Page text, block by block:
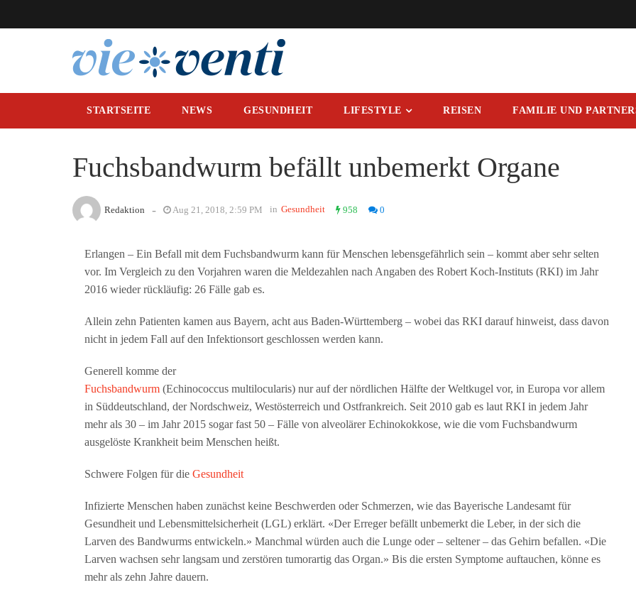
STARTSEITE NEWS GESUNDHEIT LIFESTYLE REISEN FAMILIE UND
Fuchsbandwurm befällt unbemerkt Organe
Redaktion - Aug 21, 2018, 2:59 PM in Gesundheit 958 0
Erlangen – Ein Befall mit dem Fuchsbandwurm kann für Menschen lebensgefährlich sein – kommt aber sehr selten
vor. Im Vergleich zu den Vorjahren waren die Meldezahlen nach Angaben des Robert Koch-Instituts (RKI) im Jahr
2016 wieder rückläufig: 26 Fälle gab es.
Allein zehn Patienten kamen aus Bayern, acht aus Baden-Württemberg – wobei das RKI darauf hinweist, dass davon
nicht in jedem Fall auf den Infektionsort geschlossen werden kann.
Generell komme der
Fuchsbandwurm(Echinococcus multilocularis) nur auf der nördlichen Hälfte der Weltkugel vor, in Europa vor allem
in Süddeutschland, der Nordschweiz, Westösterreich und Ostfrankreich. Seit 2010 gab es laut RKI in jedem Jahr
mehr als 30 – im Jahr 2015 sogar fast 50 – Fälle von alveolärer Echinokokkose, wie die vom Fuchsbandwurm
ausgelöste Krankheit beim Menschen heißt.
Schwere Folgen für die Gesundheit
Infizierte Menschen haben zunächst keine Beschwerden oder Schmerzen, wie das Bayerische Landesamt für
Gesundheit und Lebensmittelsicherheit (LGL) erklärt. «Der Erreger befällt unbemerkt die Leber, in der sich die
Larven des Bandwurms entwickeln.» Manchmal würden auch die Lunge oder – seltener – das Gehirn befallen. «Die
Larven wachsen sehr langsam und zerstören tumorartig das Organ.» Bis die ersten Symptome auftauchen, könne es
mehr als zehn Jahre dauern.